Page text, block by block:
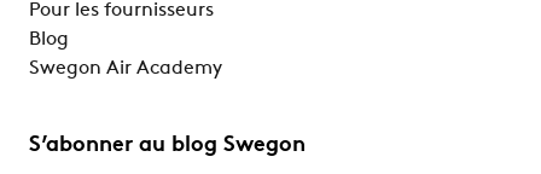
Pour les fournisseurs
Blog
Swegon Air Academy
S’abonner au blog Swegon